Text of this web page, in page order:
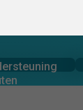
geboden